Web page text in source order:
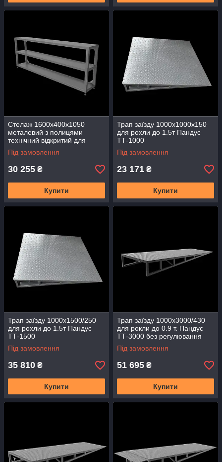
Стелаж 1600х400х1050
металевий з полицями
технічний відкритий для
обладнання сталь склад СТО
Під замовлення
30 255 ₴
Купити
Трап заїзду 1000х1000х150
для рохли до 1.5т Пандус
ТТ-1000
Під замовлення
23 171 ₴
Купити
Трап заїзду 1000х1500/250
для рохли до 1.5т Пандус
ТТ-1500
Під замовлення
35 810 ₴
Купити
Трап заїзду 1000х3000/430
для рокли до 0.9 т. Пандус
ТТ-3000 без регулювання
без відкидної аппарелі
Під замовлення
51 695 ₴
Купити